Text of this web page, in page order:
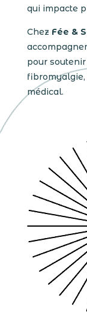
qui impacte
Chez Fée &
pour
fibromyalgie,
médical.